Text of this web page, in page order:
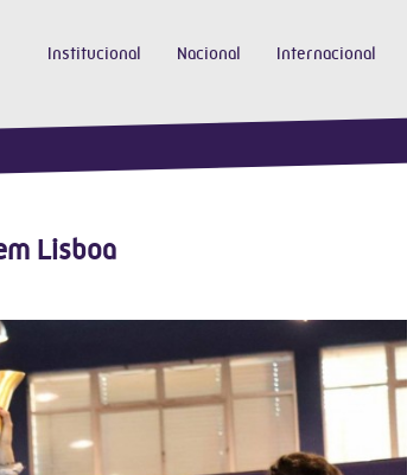
Institucional Nacional Internacional
Lisboa